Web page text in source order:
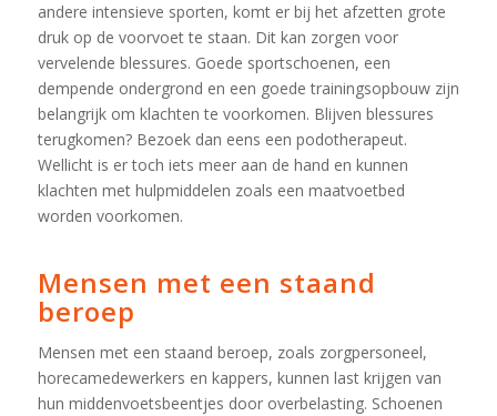
andere intensieve sporten, komt er bij het afzetten grote
druk op de voorvoet te staan. Dit kan zorgen voor
vervelende blessures. Goede sportschoenen, een
dempende ondergrond en een goede trainingsopbouw zijn
belangrijk om klachten te voorkomen. Blijven blessures
terugkomen? Bezoek dan eens een podotherapeut.
Wellicht is er toch iets meer aan de hand en kunnen
klachten met hulpmiddelen zoals een maatvoetbed
worden voorkomen.
Mensen met een staand
beroep
Mensen met een staand beroep, zoals zorgpersoneel,
horecamedewerkers en kappers, kunnen last krijgen van
hun middenvoetsbeentjes door overbelasting. Schoenen